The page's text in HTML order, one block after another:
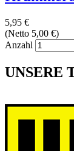
5,95 €
(Netto 5,00 €)
Anzahl
UNSERE